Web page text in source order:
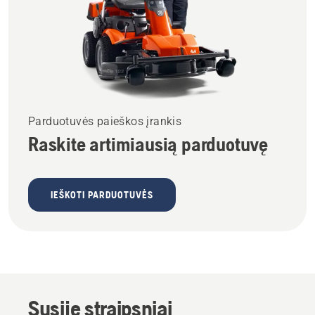
Parduotuvės paieškos įrankis
Raskite artimiausią parduotuvę
IEŠKOTI PARDUOTUVĖS
Susiję straipsniai